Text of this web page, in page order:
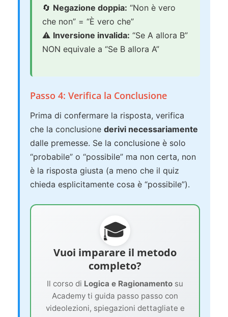
🔄 Negazione doppia: “Non è vero
che non” = “È vero che”
⚠️ Inversione invalida: “Se A allora B”
NON equivale a “Se B allora A”
Passo 4: Verifica la Conclusione
Prima di confermare la risposta, verifica
che la conclusione derivi necessariamente
dalle premesse. Se la conclusione è solo
“probabile” o “possibile” ma non certa, non
è la risposta giusta (a meno che il quiz
chieda esplicitamente cosa è “possibile”).
🎓
Vuoi imparare il metodo
completo?
Il corso di Logica e Ragionamento su
Academy ti guida passo passo con
videolezioni, spiegazioni dettagliate e